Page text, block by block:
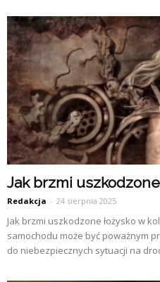
Jak brzmi
Redakcja - 24 sierpnia 2025
Jak brzmi uszkodzone łożysko w
samochodu może być poważnym
do niebezpiecznych sytuacji na